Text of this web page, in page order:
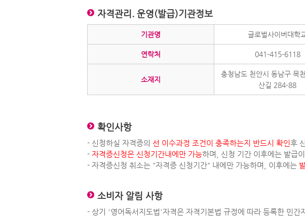
자격관리. 운영(발급)기관정보
기관명 글로벌사이버대학
연락처 041-415-6118
소재지
충청남도 천안시 동남구 목
산길 284-88
확인사항
- 신청하실 자격증의 선 이수과정 조건이 충족하는지 반드시 확인 후
- 자격증신청은 신청기간내에만 가능하며, 신청 기간 이후에는 발급
- 자격증신청 취소는 "자격증 신청기간" 내에만 가능하며, 이후에는
소비자 알림 사항
- 상기 '영어독서지도법'자격은 자격기본법 규정에 따라 등록한 민간